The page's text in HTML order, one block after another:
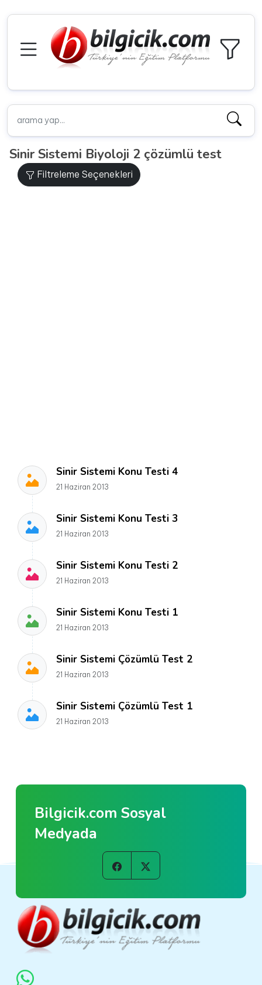
Sinir Sistemi Biyoloji 2 çözümlü test
Filtreleme Seçenekleri
Sinir Sistemi Konu Testi 4
21 Haziran 2013
Sinir Sistemi Konu Testi 3
21 Haziran 2013
Sinir Sistemi Konu Testi 2
21 Haziran 2013
Sinir Sistemi Konu Testi 1
21 Haziran 2013
Sinir Sistemi Çözümlü Test 2
21 Haziran 2013
Sinir Sistemi Çözümlü Test 1
21 Haziran 2013
Bilgicik.com Sosyal
Medyada